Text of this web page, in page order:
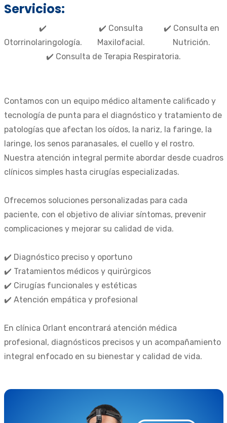
Servicios:
✔️
Otorrinolaringología.
✔️ Consulta
Maxilofacial.
✔️ Consulta en
Nutrición.
✔️ Consulta de Terapia Respiratoria.
Contamos con un equipo médico altamente calificado y
tecnología de punta para el diagnóstico y tratamiento de
patologías que afectan los oídos, la nariz, la faringe, la
laringe, los senos paranasales, el cuello y el rostro.
Nuestra atención integral permite abordar desde cuadros
clínicos simples hasta cirugías especializadas.
Ofrecemos soluciones personalizadas para cada
paciente, con el objetivo de aliviar síntomas, prevenir
complicaciones y mejorar su calidad de vida.
✔️ Diagnóstico preciso y oportuno
✔️ Tratamientos médicos y quirúrgicos
✔️ Cirugías funcionales y estéticas
✔️ Atención empática y profesional
En clínica Orlant encontrará atención médica
profesional, diagnósticos precisos y un acompañamiento
integral enfocado en su bienestar y calidad de vida.